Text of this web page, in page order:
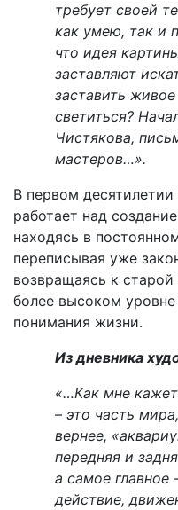
требует своей
как умею, так и
что идея
заставляют
заставить
светиться?
Чистякова,
мастеров…».
В первом десятилетии
работает над
находясь в
переписывая уже
возвращаясь к
более высоком
понимания жизни.
Из дневника
«…Как мне
– это часть
вернее,
передняя и
а самое
действие,